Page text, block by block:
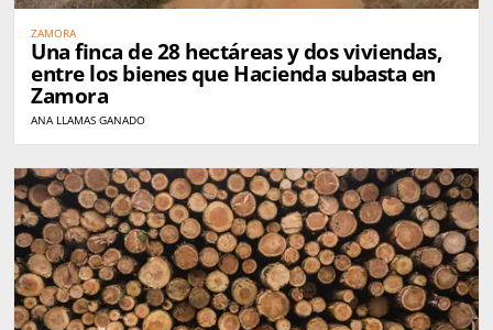
ZAMORA
Una finca de 28 hectáreas y dos viviendas,
entre los bienes que Hacienda subasta en
Zamora
ANA LLAMAS GANADO